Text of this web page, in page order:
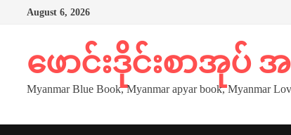
August 6, 2026
ဖောင်းဒိုင်းစာအုပ်
Myanmar Blue Book, Myanmar apyar book, Myanmar